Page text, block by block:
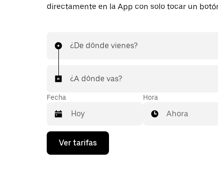
directamente en la App con solo tocar un
¿De dónde vienes?
¿A dónde vas?
Fecha
Presiona
flecha
Hora
Ahora
Ver tarifas